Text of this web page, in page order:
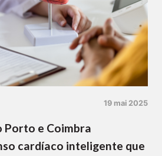
19 mai 2025
Porto e Coimbra
cardíaco inteligente que